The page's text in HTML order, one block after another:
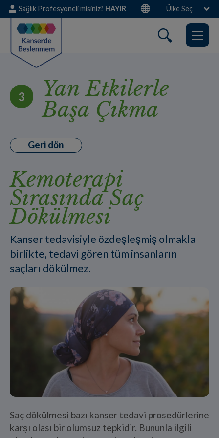
Skip
to
main
content
Ülke Seç
Sağlık Profesyoneli misiniz? HAYIR
3 Yan Etkilerle
Başa Çıkma
Geri dön
Kemoterapi
Sırasında Saç
Dökülmesi
Kanser tedavisiyle özdeşleşmiş olmakla
birlikte, tedavi gören tüm insanların
saçları dökülmez.
Saç dökülmesi bazı kanser tedavi prosedürlerine
karşı olası bir olumsuz tepkidir. Bununla ilgili